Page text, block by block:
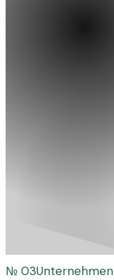
№ 03Unternehmen